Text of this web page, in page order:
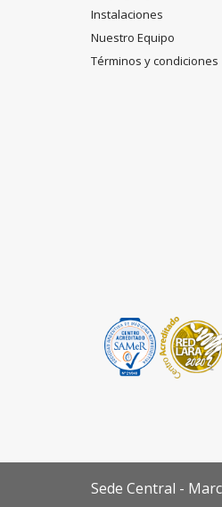
Instalaciones
Nuestro Equipo
Términos y condiciones
Sede Central -